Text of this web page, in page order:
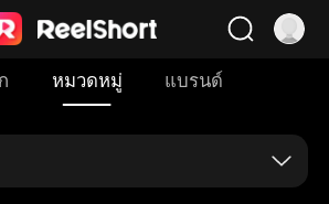
หมวดหมู่ แบรนด์